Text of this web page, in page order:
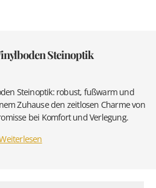
Steinoptik
Steinoptik: robust, fußwarm und
Zuhause den zeitlosen Charme von
bei Komfort und Verlegung.